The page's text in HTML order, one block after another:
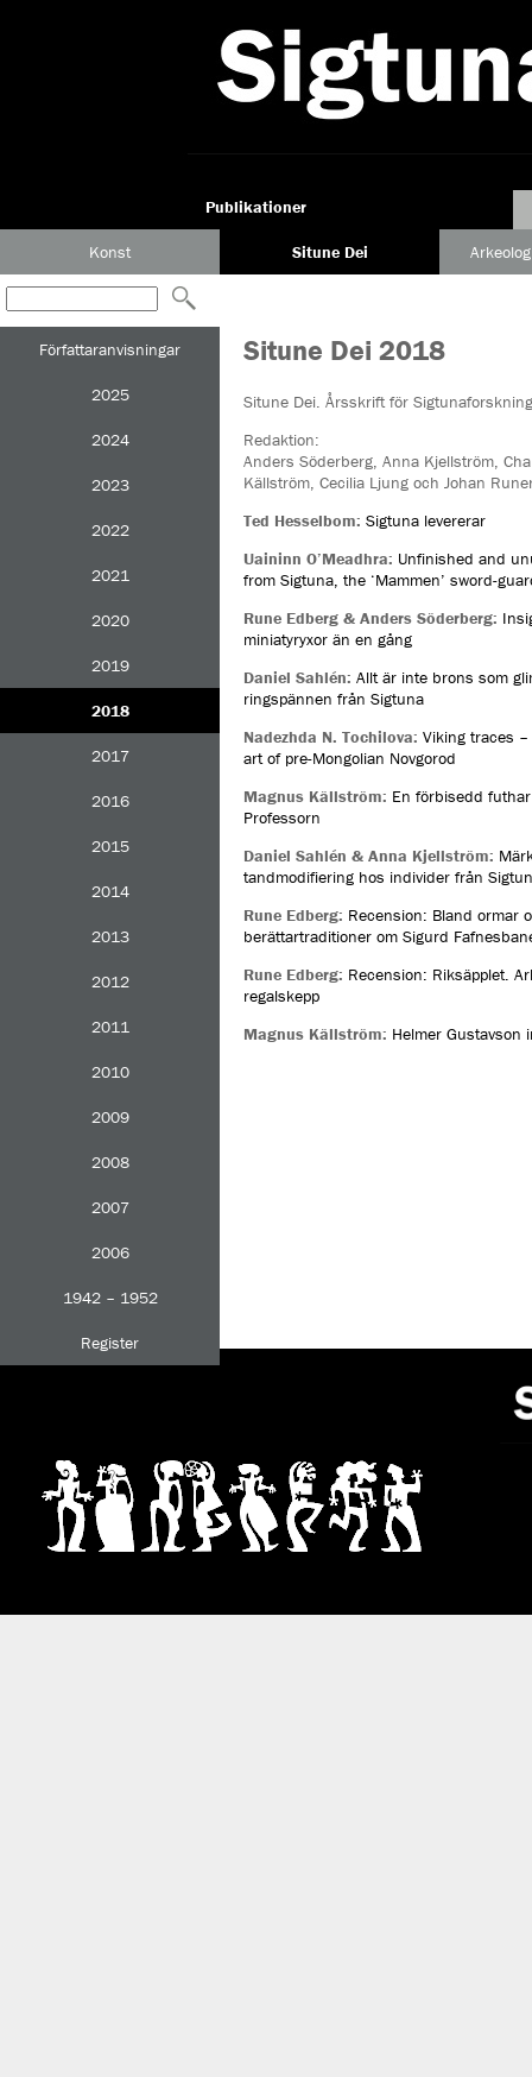
Publikationer
Konst Situne Dei
Författaranvisningar
2025
2024
2023
2022
2021
2020
2019
2018
2017
2016
2015
2014
2013
2012
2011
2010
2009
2008
2007
2006
1942 – 1952
Register
Situne Dei 2018
Situne Dei. Årsskrift för
Redaktion:
Anders Söderberg, Anna Kjellström,
Källström, Cecilia Ljung och Johan
Ted Hesselbom: Sigtuna levererar
Uaininn O’Meadhra: Unfinished and
from Sigtuna, the ‘Mammen’ sword-
Rune Edberg & Anders Söderberg:
miniatyryxor än en gång
Daniel Sahlén: Allt är inte brons som
ringspännen från Sigtuna
Nadezhda N. Tochilova: Viking traces
art of pre-Mongolian Novgorod
Magnus Källström: En förbisedd
Professorn
Daniel Sahlén & Anna Kjellström:
tandmodifiering hos individer från
Rune Edberg: Recension: Bland ormar
berättartraditioner om Sigurd
Rune Edberg: Recension: Riksäpplet.
regalskepp
Magnus Källström: Helmer Gustavson